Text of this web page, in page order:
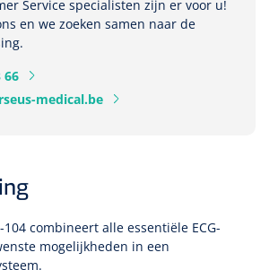
curetten
dopplers
Service specialisten zijn er voor u!
en we zoeken samen naar de
66
medical.be
104 combineert alle essentiële ECG-
mogelijkheden in een